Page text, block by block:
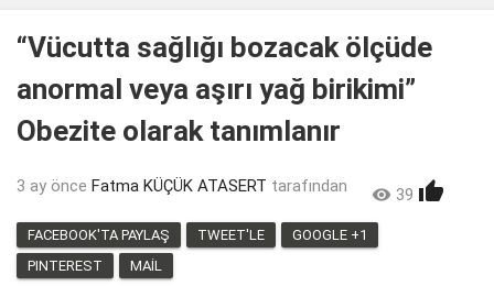
“Vücutta sağlığı bozacak ölçüde
anormal veya aşırı yağ birikimi”
Obezite olarak tanımlanır
3 ay önce Fatma KÜÇÜK ATASERT tarafından  39 
FACEBOOK'TA PAYLAŞ TWEET'LE
GOOGLE +1
PINTEREST
MAIL